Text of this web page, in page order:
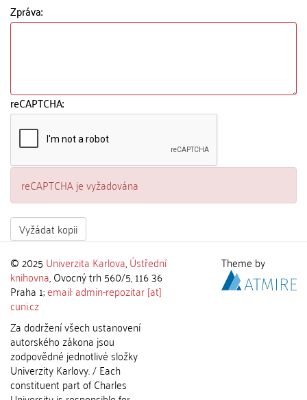
Zpráva:
reCAPTCHA:
reCAPTCHA je vyžadována
Vyžádat kopii
© 2025 Univerzita Karlova,Ústřední
knihovna, Ovocný trh 560/5, 116 36
Praha 1;email: admin-repozitar [at]
cuni.cz
Za dodržení všech ustanovení
autorského zákona jsou
zodpovědné jednotlivé složky
Univerzity Karlovy. / Each
constituent part of Charles
Theme by